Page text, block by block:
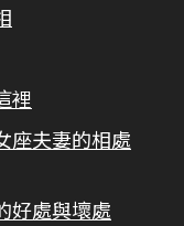
裡
座夫妻的相處
好處與壞處